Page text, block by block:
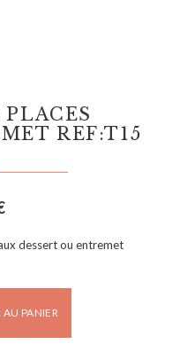
REF:T15
dessert ou entremet
PANIER